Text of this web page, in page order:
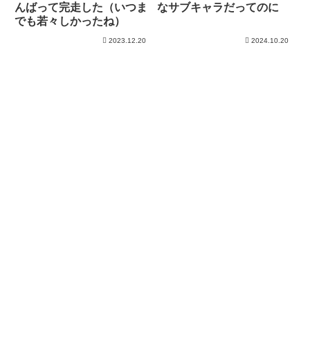
んばって完走した（いつま
でも若々しかったね）
2023.12.20
なサブキャラだってのに
2024.10.20